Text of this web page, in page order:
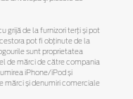
grijă de la furnizori terți și pot
pot fi obținute de la
sunt proprietatea
de mărci de către compania
iPhone/iPod și
mărci și denumiri comerciale